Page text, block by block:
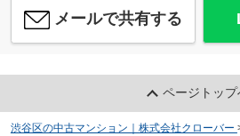
メールで共有する
ページトップ
渋谷区の中古マンション｜株式会社クローバー